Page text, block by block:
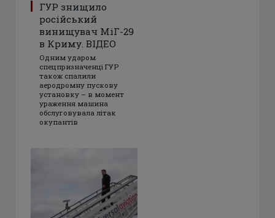
ГУР знищило
російський
винищувач МіГ-29
в Криму. ВІДЕО
Одним ударом
спецпризначенці ГУР
також спалили
аеродромну пускову
установку – в момент
ураження машина
обслуговувала літак
окупантів